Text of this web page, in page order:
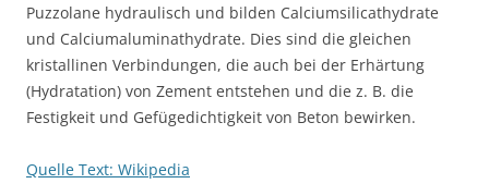
Puzzolane hydraulisch und bilden Calciumsilicathydrate
und Calciumaluminathydrate. Dies sind die gleichen
kristallinen Verbindungen, die auch bei der Erhärtung
(Hydratation) von Zement entstehen und die z. B. die
Festigkeit und Gefügedichtigkeit von Beton bewirken.
Quelle Text: Wikipedia